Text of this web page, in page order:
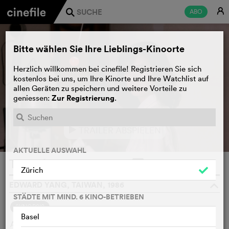
ABO E
j
TRAILER ABSPIELEN
Terrorizers
SYNOPSIS
An uncompromising look into urban life from the eyes of a
Bitte wählen Sie Ihre Lieblings-Kinoorte
Herzlich willkommen bei cinefile! Registrieren Sie sich
kostenlos bei uns, um Ihre Kinorte und Ihre Watchlist auf
allen Geräten zu speichern und weitere Vorteile zu
geniessen: Zur Registrierung.
AKTUELLE AUSWAHL
Zürich
STÄDTE MIT MIND. 6 KINO-BETRIEBEN
Basel